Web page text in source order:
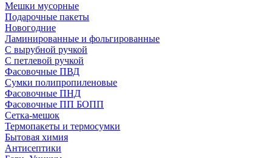
Мешки мусорные
Подарочные пакеты
Новогодние
Ламинированные и фольгированные
С вырубной ручкой
С петлевой ручкой
Фасовочные ПВД
Сумки полипропиленовые
Фасовочные ПНД
Фасовочные ПП БОПП
Сетка-мешок
Термопакеты и термосумки
Бытовая химия
Антисептики